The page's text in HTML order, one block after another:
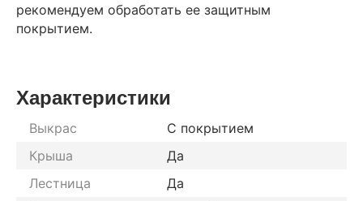
рекомендуем обработать ее защитным
покрытием.
Характеристики
Выкрас
С покрытием
Крыша
Да
Лестница
Да